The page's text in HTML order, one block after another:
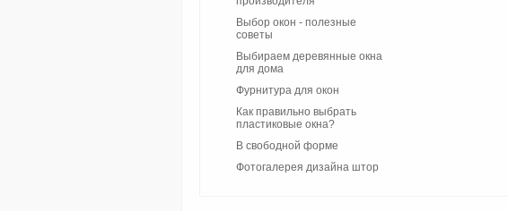
Выбор окон - полезные
советы
Выбираем деревянные окна
для дома
Фурнитура для окон
Как правильно выбрать
пластиковые окна?
В свободной форме
Фотогалерея дизайна штор